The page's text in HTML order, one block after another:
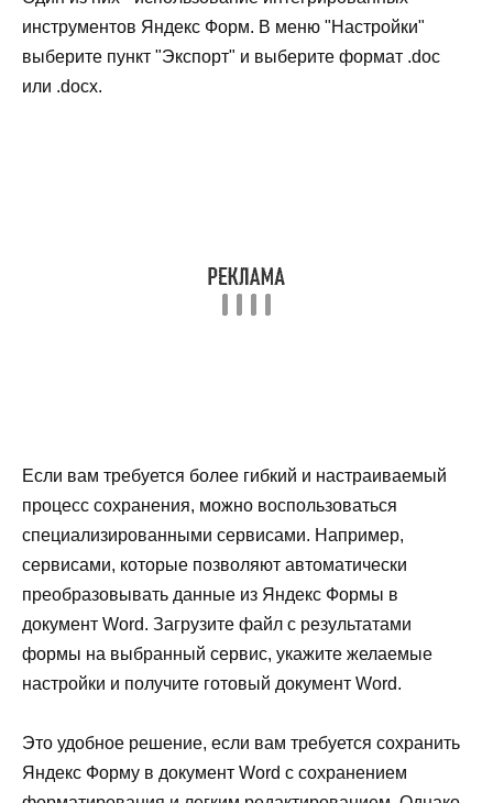
инструментов Яндекс Форм. В меню "Настройки"
выберите пункт "Экспорт" и выберите формат .doc
или .docx.
Если вам требуется более гибкий и настраиваемый
процесс сохранения, можно воспользоваться
специализированными сервисами. Например,
сервисами, которые позволяют автоматически
преобразовывать данные из Яндекс Формы в
документ Word. Загрузите файл с результатами
формы на выбранный сервис, укажите желаемые
настройки и получите готовый документ Word.
Это удобное решение, если вам требуется сохранить
Яндекс Форму в документ Word с сохранением